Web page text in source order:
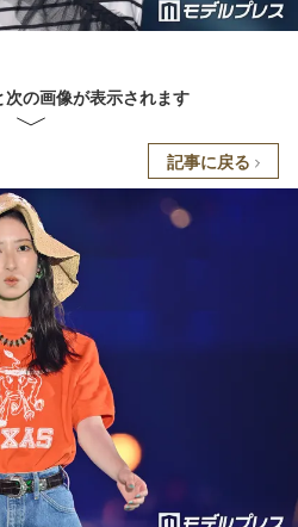
次の画像が表示されます
記事に戻る